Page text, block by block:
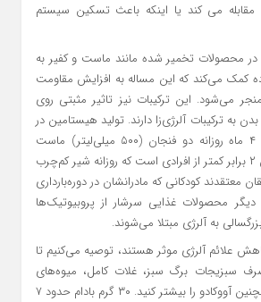
مقابله می کند یا اینکه باعث تسکین سیستم
در محصولات تخمیر شده مانند ماست و کفیر به
کمک می‌کند که این مساله به افزایش مقاومت
می‌شود. این ترکیبات نیز تاثیر مثبتی روی
ترکیبات آلرژی‌زا دارند. تولید هیستامین در
بدن افرادی که به‌مدت ۴ ماه روزانه دو فنجان (۵۰۰ میلی‌لیتر) ماست
مصرف کرده‌اند به میزان ۲ برابر کمتر از افرادی است که روزانه شیر کم‌چرب
معتقدند کودکانی که مادرانشان در دوره‌بارداری
محصولات غذایی سرشار از پروبیوتیک‌ها
به آلرژی مبتلا می‌شوند.
علائم آلرژی موثر هستند، توصیه می‌کنیم تا
سبزیجات برگ سبز، غلات کامل، میوه‌های
صدفی (بادام و …) و همچنین آووکادو را بیشتر کنید. ۳۰ گرم بادام حدود ۷